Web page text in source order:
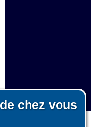
chez vous
pour l'éditeur.